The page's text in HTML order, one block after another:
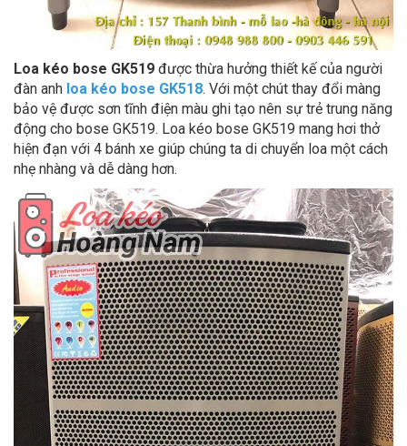
Loa kéo bose GK519 được thừa hưởng thiết kế của người
đàn anh loa kéo bose GK518. Với một chút thay đổi màng
bảo vệ được sơn tĩnh điện màu ghi tạo nên sự trẻ trung năng
động cho bose GK519. Loa kéo bose GK519 mang hơi thở
hiện đạn với 4 bánh xe giúp chúng ta di chuyển loa một cách
nhẹ nhàng và dễ dàng hơn.